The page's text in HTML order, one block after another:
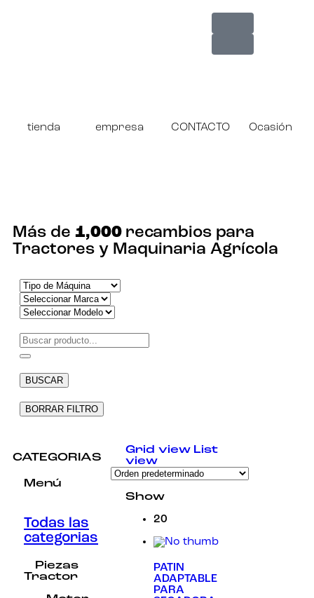
tienda empresa CONTACTO Ocasión
Más de 1,000 recambios para
Tractores y Maquinaria Agrícola
BUSCAR
BORRAR FILTRO
CATEGORIAS
Menú
Todas las
categorias
Piezas
Tractor
Grid view List
view
Show
20
PATIN
ADAPTABLE
PARA
Necesarias
Estas
cookies no
son
Son
necesarias
podamos
mejorar la
funcionalidad
de la web, en
base a cómo